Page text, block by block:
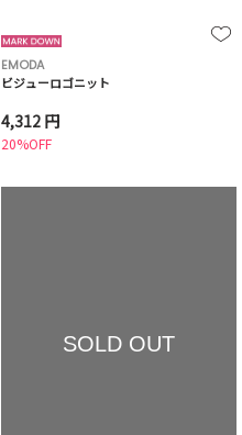
EMODA
ビジューロゴニット
4,312 円
20%OFF
SOLD OUT